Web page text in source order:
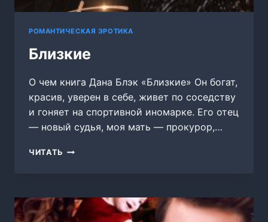
РОМАНТИЧЕСКАЯ ЭРОТИКА
Близкие
О чем книга Дана Блэк «Близкие» Он богат,
красив, уверен в себе, живет по соседству
и гоняет на спортивной иномарке. Его отец
— новый судья, моя мать — прокурор,…
ЧИТАТЬ БЛИЗКИЕ